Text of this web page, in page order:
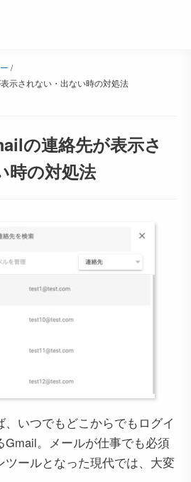
/
示されない・出ない時の対処法
の連絡先が表示さ
時の対処法
いつでもどこからでもログイ
Gmail。メールが仕事でも必須
ールとなった現代では、大変